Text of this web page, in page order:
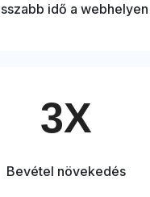
idő a webhelyen
3X
Bevétel növekedés